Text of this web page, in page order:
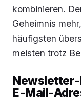
kombinieren.
Geheimnis
häufigsten
meisten trotz
Newsletter-
E-Mail-